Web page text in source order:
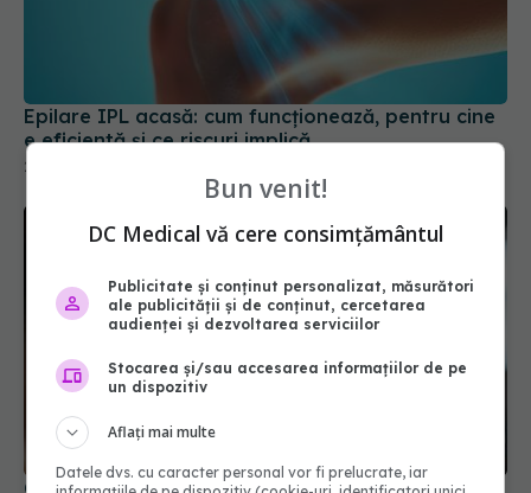
Epilare IPL acasă: cum funcționează, pentru cine
e eficientă și ce riscuri implică
20 iul 2025, 12:57
Bun venit!
DC Medical vă cere consimțământul
Publicitate și conținut personalizat, măsurători
ale publicității și de conținut, cercetarea
audienței și dezvoltarea serviciilor
Stocarea și/sau accesarea informațiilor de pe
un dispozitiv
Aflați mai multe
Datele dvs. cu caracter personal vor fi prelucrate, iar